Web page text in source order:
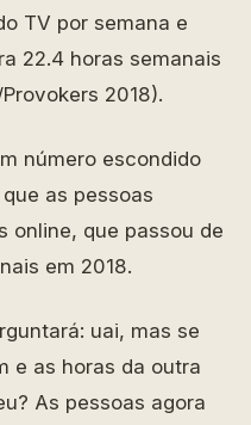
TV por semana e
22.4 horas semanais
2018).
número escondido
as pessoas
online, que passou de
em 2018.
uai, mas se
e as horas da outra
As pessoas agora